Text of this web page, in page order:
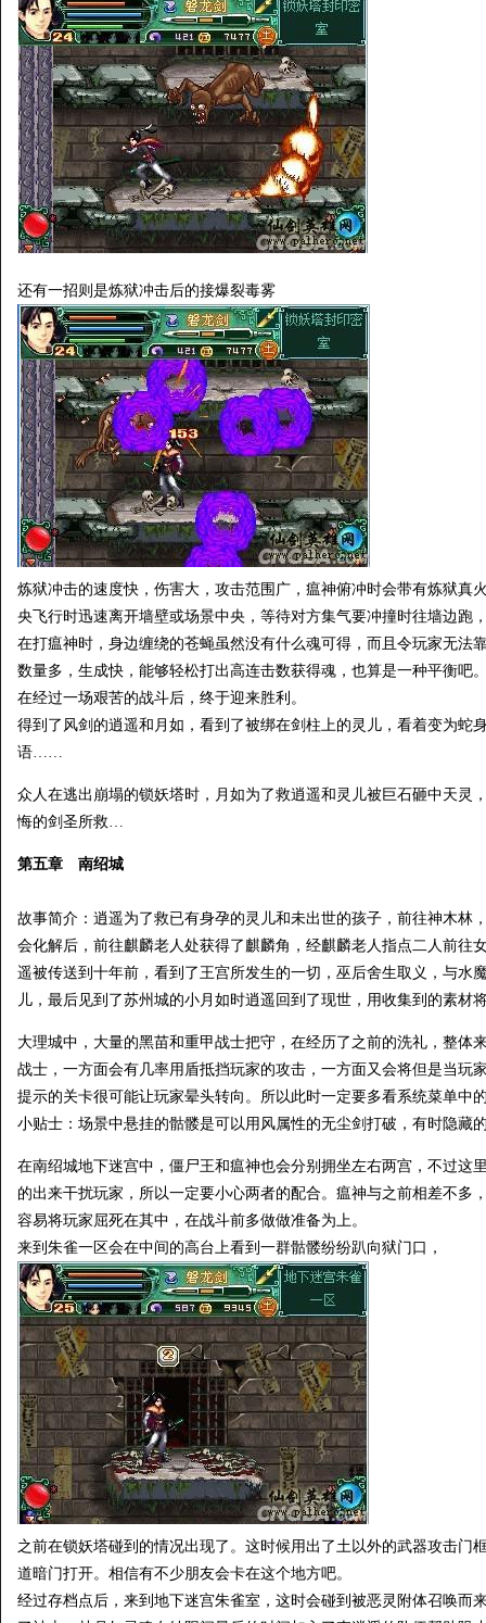
还有一招则是炼狱冲击后的接爆裂毒雾
炼狱冲击的速度快，伤害大，攻击范围广，瘟神俯冲时会带有炼狱真
央飞行时迅速离开墙壁或场景中央，等待对方集气要冲撞时往墙边跑
在打瘟神时，身边缠绕的苍蝇虽然没有什么魂可得，而且令玩家无法
数量多，生成快，能够轻松打出高连击数获得魂，也算是一种平衡吧
在经过一场艰苦的战斗后，终于迎来胜利。
得到了风剑的逍遥和月如，看到了被绑在剑柱上的灵儿，看着变为蛇
语……
众人在逃出崩塌的锁妖塔时，月如为了救逍遥和灵儿被巨石砸中天
悔的剑圣所救…
第五章 南绍城
故事简介：逍遥为了救已有身孕的灵儿和未出世的孩子，前往神木林
会化解后，前往麒麟老人处获得了麒麟角，经麒麟老人指点二人前往
遥被传送到十年前，看到了王宫所发生的一切，巫后舍生取义，与水
儿，最后见到了苏州城的小月如时逍遥回到了现世，用收集到的素材
大理城中，大量的黑苗和重甲战士把守，在经历了之前的洗礼，整体
战士，一方面会有几率用盾抵挡玩家的攻击，一方面又会将但是当玩
提示的关卡很可能让玩家晕头转向。所以此时一定要多看系统菜单中
小贴士：场景中悬挂的骷髅是可以用风属性的无尘剑打破，有时隐藏
在南绍城地下迷宫中，僵尸王和瘟神也会分别拥坐左右两宫，不过这
的出来干扰玩家，所以一定要小心两者的配合。瘟神与之前相差不多
容易将玩家屈死在其中，在战斗前多做做准备为上。
来到朱雀一区会在中间的高台上看到一群骷髅纷纷趴向狱门口，
之前在锁妖塔碰到的情况出现了。这时候用出了土以外的武器攻击门
道暗门打开。相信有不少朋友会卡在这个地方吧。
经过存档点后，来到地下迷宫朱雀室，这时会碰到被恶灵附体召唤而